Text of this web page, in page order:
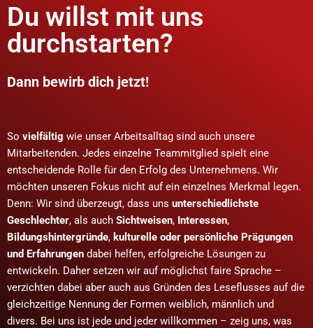
Du willst mit uns
durchstarten?
Dann bewirb dich jetzt!
So vielfältig wie unser Arbeitsalltag sind auch unsere
Mitarbeitenden. Jedes einzelne Teammitglied spielt eine
entscheidende Rolle für den Erfolg des Unternehmens. Wir
möchten unseren Fokus nicht auf ein einzelnes Merkmal legen.
Denn: Wir sind überzeugt, dass uns unterschiedlichste
Geschlechter, als auch Sichtweisen, Interessen,
Bildungshintergründe, kulturelle oder persönliche Prägungen
und Erfahrungen dabei helfen, erfolgreiche Lösungen zu
entwickeln. Daher setzen wir auf möglichst faire Sprache –
verzichten dabei aber auch aus Gründen des Leseflusses auf die
gleichzeitige Nennung der Formen weiblich, männlich und
divers. Bei uns ist jede und jeder willkommen – zeig uns, was